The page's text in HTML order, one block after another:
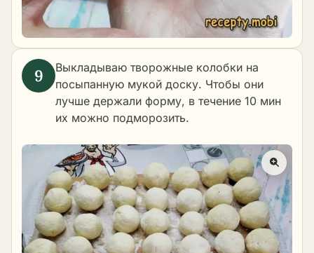
Выкладываю творожные колобки на
посыпанную мукой доску. Чтобы они
лучше держали форму, в течение 10 мин
их можно подморозить.